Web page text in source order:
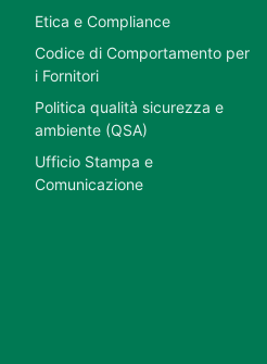
Etica e Compliance
Codice di Comportamento per
i Fornitori
Politica qualità sicurezza e
ambiente (QSA)
Ufficio Stampa e
Comunicazione